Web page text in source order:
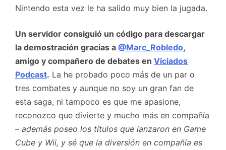
Nintendo esta vez le ha salido muy bien la jugada.
Un servidor consiguió un código para descargar
la demostración gracias a @Marc_Robledo,
amigo y compañero de debates en Viciados
Podcast. La he probado poco más de un par o
tres combates y aunque no soy un gran fan de
esta saga, ni tampoco es que me apasione,
reconozco que divierte y mucho más en compañía
– además poseo los títulos que lanzaron en Game
Cube y Wii, y sé que la diversión en compañía es